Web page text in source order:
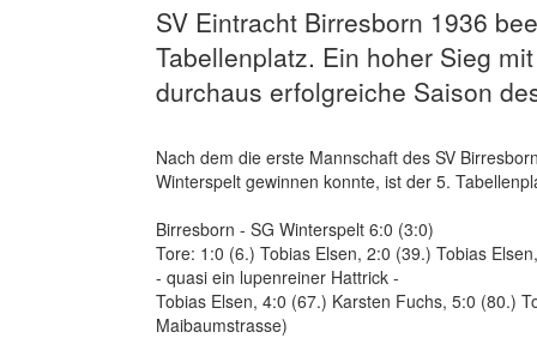
SV Eintracht Birresborn 1936
Tabellenplatz. Ein hoher Sieg
durchaus erfolgreiche Saison
Nach dem die erste Mannschaft des SV
Winterspelt gewinnen konnte, ist der 5.
Birresborn - SG Winterspelt 6:0 (3:0)
Tore: 1:0 (6.) Tobias Elsen, 2:0 (39.) Tobias
- quasi ein lupenreiner Hattrick -
Tobias Elsen, 4:0 (67.) Karsten Fuchs, 5:0 (80.)
Maibaumstrasse)